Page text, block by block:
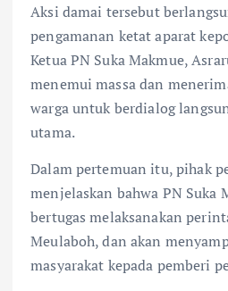
Aksi damai tersebut
pengamanan ketat aparat
Ketua PN Suka Makmue,
menemui massa dan
warga untuk berdialog
utama.
Dalam pertemuan itu, pihak
menjelaskan bahwa PN Suka
bertugas melaksanakan
Meulaboh, dan akan
masyarakat kepada pemberi